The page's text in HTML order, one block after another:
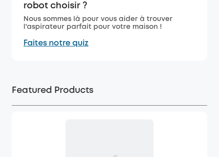
robot choisir ?
Nous sommes là pour vous aider à trouver
l'aspirateur parfait pour votre maison !
Faites notre quiz
Featured Products